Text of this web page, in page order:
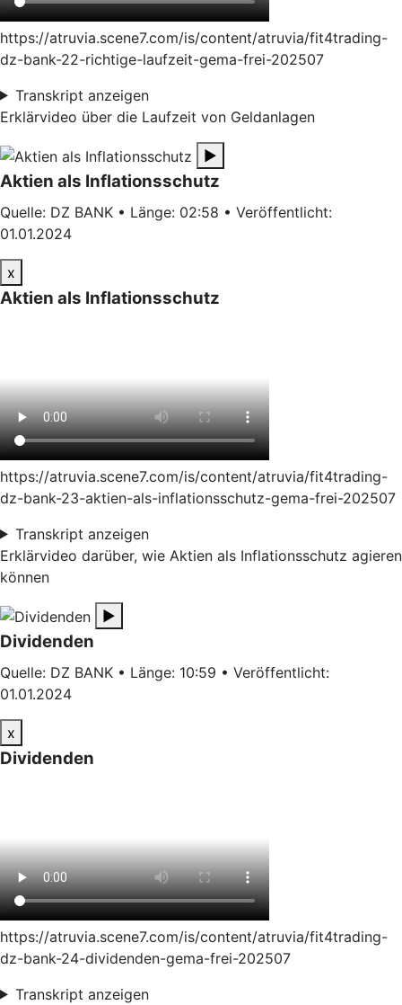
https://atruvia.scene7.com/is/content/atruvia/fit4trading-
dz-bank-22-richtige-laufzeit-gema-frei-202507
Transkript anzeigen
Erklärvideo über die Laufzeit von Geldanlagen
▶
Aktien als Inflationsschutz
Quelle: DZ BANK • Länge: 02:58 • Veröffentlicht:
01.01.2024
x
Aktien als Inflationsschutz
https://atruvia.scene7.com/is/content/atruvia/fit4trading-
dz-bank-23-aktien-als-inflationsschutz-gema-frei-202507
Transkript anzeigen
Erklärvideo darüber, wie Aktien als Inflationsschutz agieren
können
▶
Dividenden
Quelle: DZ BANK • Länge: 10:59 • Veröffentlicht:
01.01.2024
x
Dividenden
https://atruvia.scene7.com/is/content/atruvia/fit4trading-
dz-bank-24-dividenden-gema-frei-202507
Transkript anzeigen